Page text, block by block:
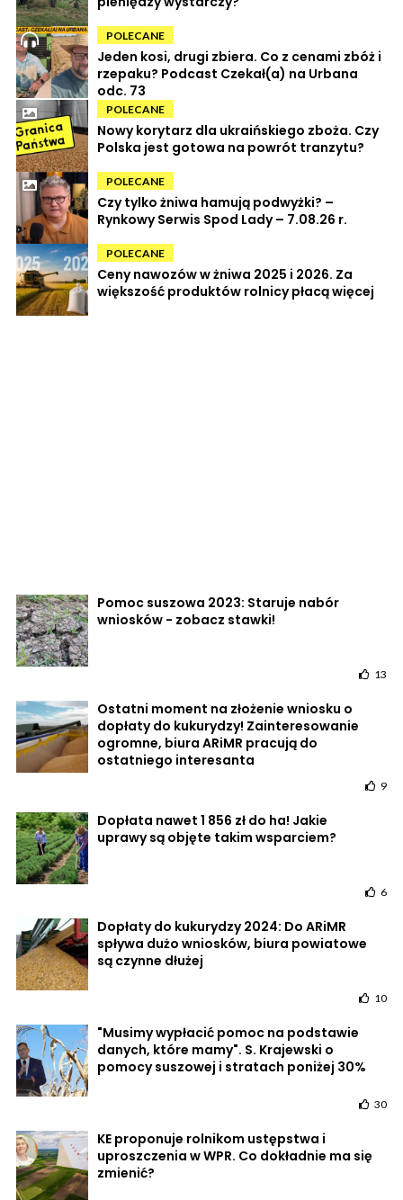
POLECANE
Jeden kosi, drugi zbiera. Co z cenami zbóż i
rzepaku? Podcast Czekał(a) na Urbana
odc. 73
POLECANE
Nowy korytarz dla ukraińskiego zboża. Czy
Polska jest gotowa na powrót tranzytu?
POLECANE
Czy tylko żniwa hamują podwyżki? –
Rynkowy Serwis Spod Lady – 7.08.26 r.
POLECANE
Ceny nawozów w żniwa 2025 i 2026. Za
większość produktów rolnicy płacą więcej
Pomoc suszowa 2023: Staruje nabór
wniosków - zobacz stawki!
13
Ostatni moment na złożenie wniosku o
dopłaty do kukurydzy! Zainteresowanie
ogromne, biura ARiMR pracują do
ostatniego interesanta
9
Dopłata nawet 1 856 zł do ha! Jakie
uprawy są objęte takim wsparciem?
6
Dopłaty do kukurydzy 2024: Do ARiMR
spływa dużo wniosków, biura powiatowe
są czynne dłużej
10
"Musimy wypłacić pomoc na podstawie
danych, które mamy". S. Krajewski o
pomocy suszowej i stratach poniżej 30%
30
KE proponuje rolnikom ustępstwa i
uproszczenia w WPR. Co dokładnie ma się
zmienić?